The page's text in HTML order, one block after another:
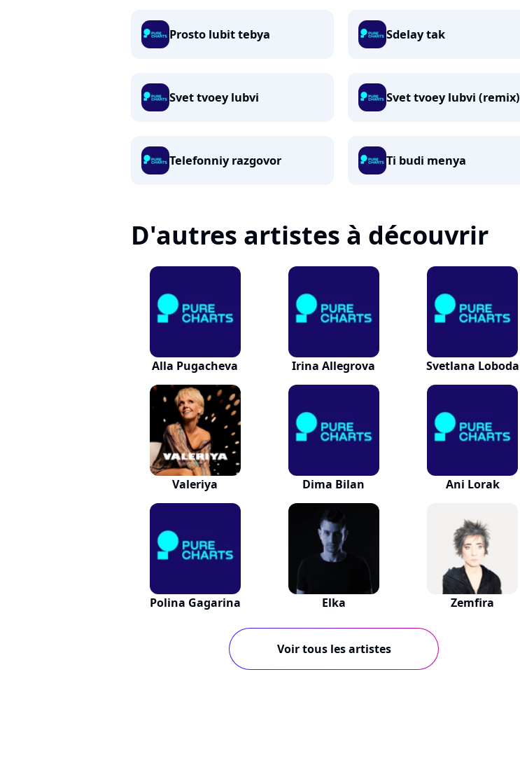
Prosto lubit tebya Sdelay tak
Svet tvoey lubvi Svet tvoey lubvi (remix)
Telefonniy razgovor Ti budi menya
D'autres artistes à découvrir
Alla Pugacheva Irina Allegrova Svetlana Loboda
Valeriya Dima Bilan Ani Lorak
Polina Gagarina Elka Zemfira
Voir tous les artistes